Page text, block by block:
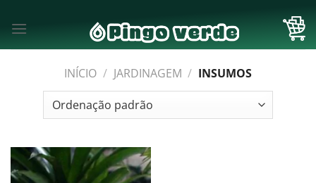
INÍCIO / JARDINAGEM / INSUMOS